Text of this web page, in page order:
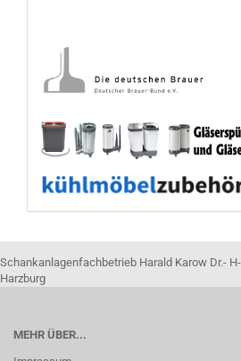
Schankanlagenfachbetrieb Harald Karow Dr.-
Harzburg
MEHR ÜBER...